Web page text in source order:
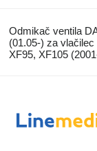
Odmikač ventila
(01.05-) za vlačilec
XF95, XF105